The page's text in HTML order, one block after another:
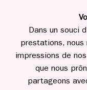
Dans un souci
prestations, nous
impressions de
que nous
partageons